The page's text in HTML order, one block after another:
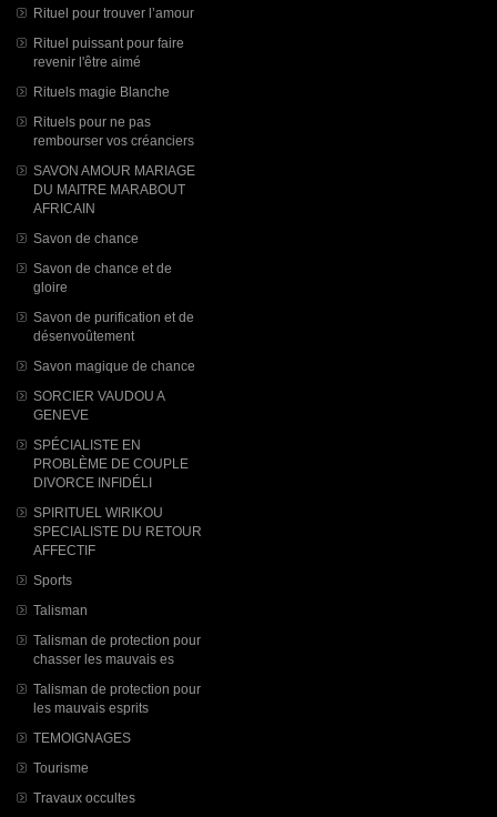
Rituel pour trouver l’amour
Rituel puissant pour faire
revenir l'être aimé
Rituels magie Blanche
Rituels pour ne pas
rembourser vos créanciers
SAVON AMOUR MARIAGE
DU MAITRE MARABOUT
AFRICAIN
Savon de chance
Savon de chance et de
gloire
Savon de purification et de
désenvoûtement
Savon magique de chance
SORCIER VAUDOU A
GENEVE
SPÉCIALISTE EN
PROBLÈME DE COUPLE
DIVORCE INFIDÉLI
SPIRITUEL WIRIKOU
SPECIALISTE DU RETOUR
AFFECTIF
Sports
Talisman
Talisman de protection pour
chasser les mauvais es
Talisman de protection pour
les mauvais esprits
TEMOIGNAGES
Tourisme
Travaux occultes